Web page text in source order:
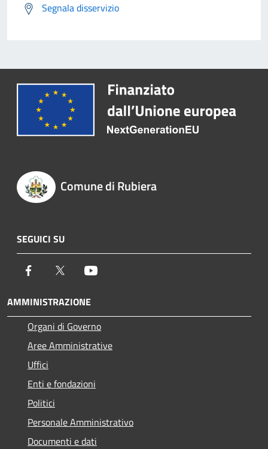
Segnala disservizio
Comune di Rubiera
SEGUICI SU
Facebook Twitter
AMMINISTRAZIONE
Organi di Governo
Aree Amministrative
Uffici
Enti e fondazioni
Politici
Personale Amministrativo
Documenti e dati